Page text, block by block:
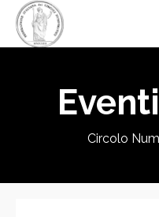
Circolo